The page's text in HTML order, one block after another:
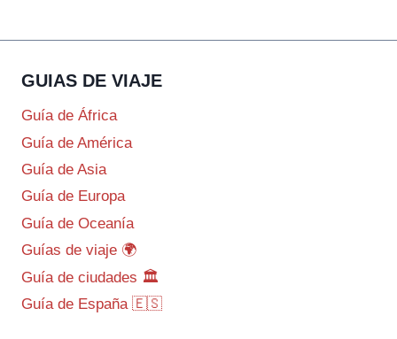
GUIAS DE VIAJE
Guía de África
Guía de América
Guía de Asia
Guía de Europa
Guía de Oceanía
Guías de viaje 🌍
Guía de ciudades 🏛️
Guía de España 🇪🇸